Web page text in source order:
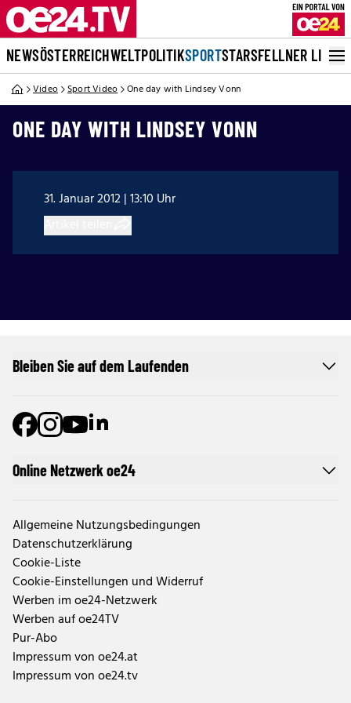
NEWSÖSTERREICHWELTPOLITIKSPORTSTARSFELLNER LIVE
Video Sport Video One day with Lindsey Vonn
ONE DAY WITH LINDSEY VONN
31. Januar 2012 | 13:10 Uhr
Online Netzwerk oe24
Allgemeine Nutzungsbedingungen
Datenschutzerklärung
Cookie-Liste
Cookie-Einstellungen und Widerruf
Werben im oe24-Netzwerk
Werben auf oe24TV
Pur-Abo
Impressum von oe24.at
Impressum von oe24.tv
Bleiben Sie auf dem Laufenden